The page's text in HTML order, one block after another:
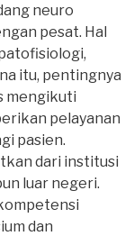
neuro
pesat. Hal
itu, pentingnya
mengikuti
pelayanan
pasien.
dari institusi
luar negeri.
dan